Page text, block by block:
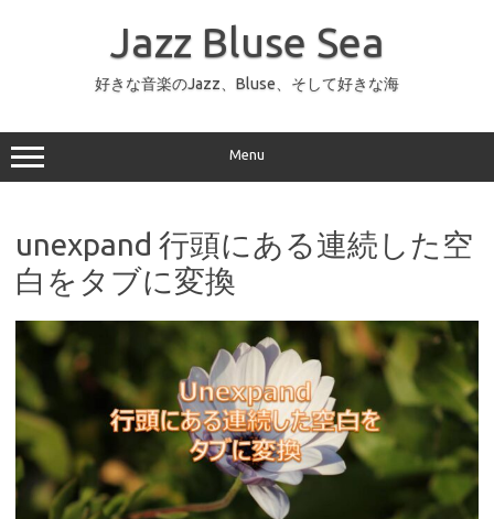
ッ
プ
Jazz Bluse Sea
好きな音楽のJazz、Bluse、そして好きな海
Menu
unexpand 行頭にある連続した空
白をタブに変換